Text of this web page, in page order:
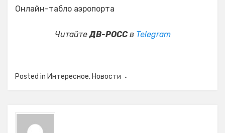
Онлайн-табло аэропорта
ЧитайтеДВ-РОССв Telegram
Posted in Интересное, Новости